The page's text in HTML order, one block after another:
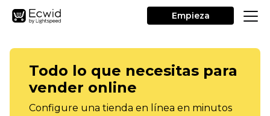
Empieza
Todo lo que necesitas para
vender online
Configure una tienda en línea en minutos